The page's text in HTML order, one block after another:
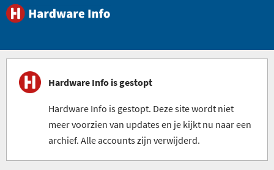
Hardware Info is gestopt
Hardware Info is gestopt. Deze site wordt niet
meer voorzien van updates en je kijkt nu naar een
archief. Alle accounts zijn verwijderd.